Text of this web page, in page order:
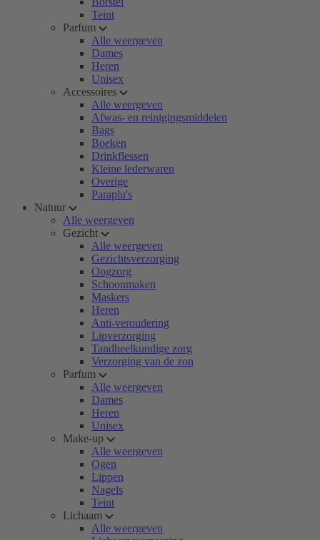
Teint
Parfum
Alle weergeven
Dames
Heren
Unisex
Accessoires
Alle weergeven
Afwas- en reinigingsmiddelen
Bags
Boeken
Drinkflessen
Kleine lederwaren
Overige
Paraplu's
Natuur
Alle weergeven
Gezicht
Alle weergeven
Gezichtsverzorging
Oogzorg
Schoonmaken
Maskers
Heren
Anti-veroudering
Lipverzorging
Tandheelkundige zorg
Verzorging van de zon
Parfum
Alle weergeven
Dames
Heren
Unisex
Make-up
Alle weergeven
Ogen
Lippen
Nagels
Teint
Lichaam
Alle weergeven